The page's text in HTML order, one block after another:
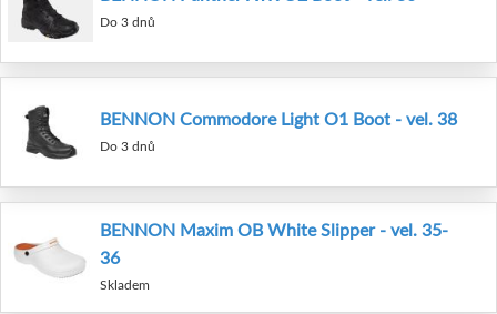
Do 3 dnů
BENNON Commodore Light O1 Boot - vel. 38
Do 3 dnů
BENNON Maxim OB White Slipper - vel. 35-
36
Skladem